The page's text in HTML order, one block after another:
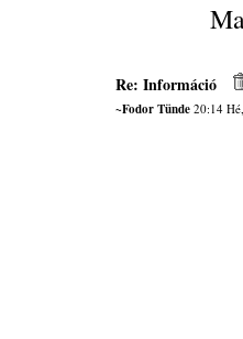
Re: Információ
~Fodor Tünde20:14